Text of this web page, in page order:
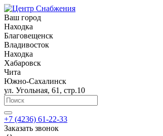
Ваш город
Находка
Благовещенск
Владивосток
Находка
Хабаровск
Чита
Южно-Сахалинск
ул. Угольная, 61, стр.10
+7 (4236) 61-22-33
Заказать звонок